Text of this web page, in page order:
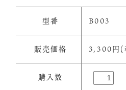
型番 B003
販売価格 3,300円(
購入数